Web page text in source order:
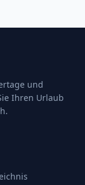
und
Ihren Urlaub